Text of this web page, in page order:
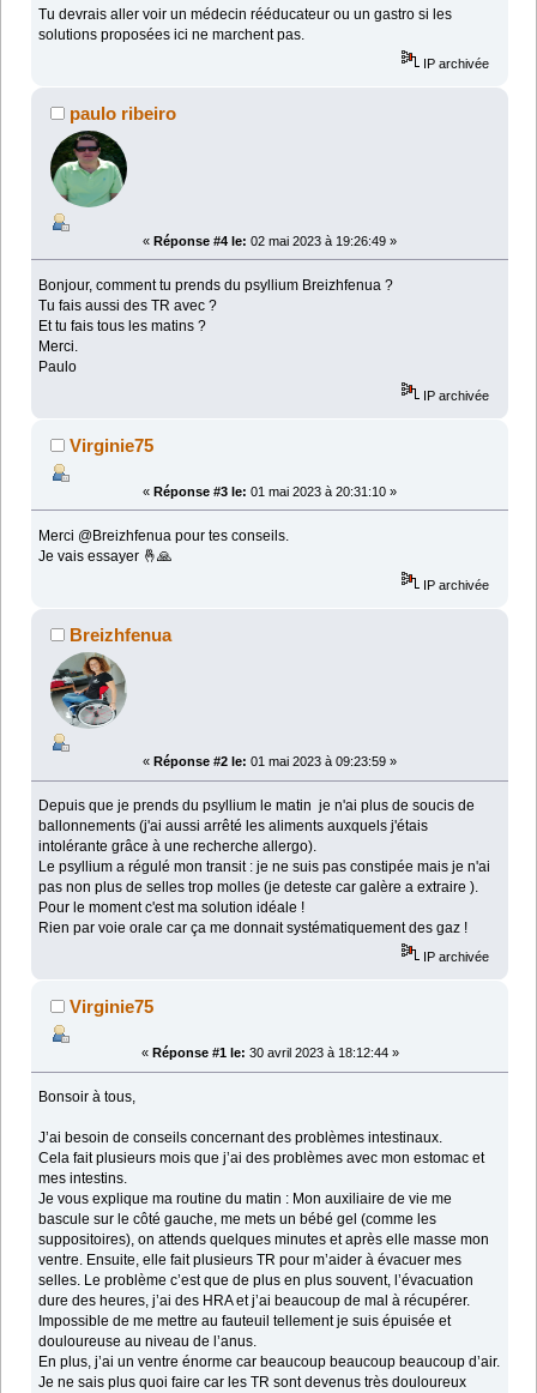
Tu devrais aller voir un médecin rééducateur ou un gastro si les
solutions proposées ici ne marchent pas.
IP archivée
paulo ribeiro
« Réponse #4 le: 02 mai 2023 à 19:26:49 »
Bonjour, comment tu prends du psyllium Breizhfenua ?
Tu fais aussi des TR avec ?
Et tu fais tous les matins ?
Merci.
Paulo
IP archivée
Virginie75
« Réponse #3 le: 01 mai 2023 à 20:31:10 »
Merci @Breizhfenua pour tes conseils.
Je vais essayer 🤞🙏
IP archivée
Breizhfenua
« Réponse #2 le: 01 mai 2023 à 09:23:59 »
Depuis que je prends du psyllium le matin je n'ai plus de soucis de
ballonnements (j'ai aussi arrêté les aliments auxquels j'étais
intolérante grâce à une recherche allergo).
Le psyllium a régulé mon transit : je ne suis pas constipée mais je n'ai
pas non plus de selles trop molles (je deteste car galère a extraire ).
Pour le moment c'est ma solution idéale !
Rien par voie orale car ça me donnait systématiquement des gaz !
IP archivée
Virginie75
« Réponse #1 le: 30 avril 2023 à 18:12:44 »
Bonsoir à tous,
J’ai besoin de conseils concernant des problèmes intestinaux.
Cela fait plusieurs mois que j’ai des problèmes avec mon estomac et
mes intestins.
Je vous explique ma routine du matin : Mon auxiliaire de vie me
bascule sur le côté gauche, me mets un bébé gel (comme les
suppositoires), on attends quelques minutes et après elle masse mon
ventre. Ensuite, elle fait plusieurs TR pour m’aider à évacuer mes
selles. Le problème c’est que de plus en plus souvent, l’évacuation
dure des heures, j’ai des HRA et j’ai beaucoup de mal à récupérer.
Impossible de me mettre au fauteuil tellement je suis épuisée et
douloureuse au niveau de l’anus.
En plus, j’ai un ventre énorme car beaucoup beaucoup beaucoup d’air.
Je ne sais plus quoi faire car les TR sont devenus très douloureux